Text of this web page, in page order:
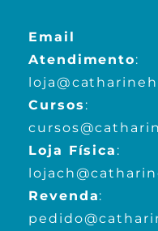
Email
Atendimento:
Cursos :
Loja Física :
Revenda: